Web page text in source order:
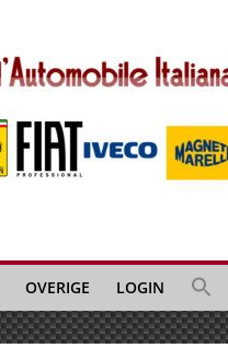
OVERIGE LOGIN